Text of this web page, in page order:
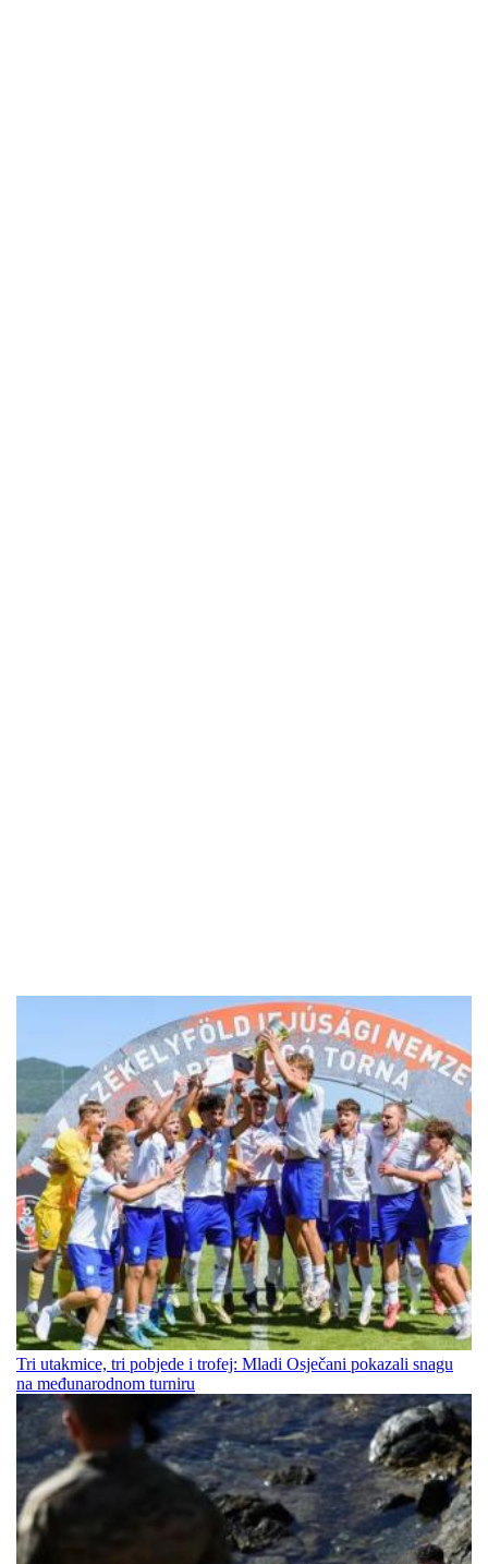
Tri utakmice, tri pobjede i trofej: Mladi Osječani pokazali snagu
na međunarodnom turniru